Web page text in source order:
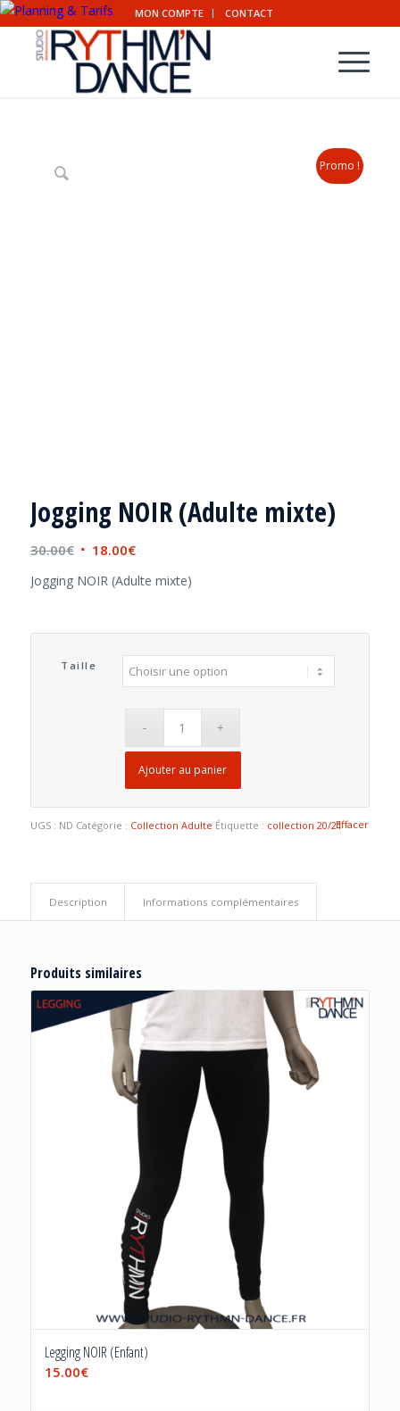
MON COMPTE CONTACT
Promo !
Jogging NOIR (Adulte mixte)
30.00€ Le
initial
30.00€.
18.00€Le
actuel
18.00€.
Jogging NOIR (Adulte mixte)
Taille
Effacer
Ajouter au panier
UGS : ND Catégorie : Collection Adulte Étiquette : collection 20/21
Description Informations complémentaires
Produits similaires
Legging NOIR (Enfant)
15.00€